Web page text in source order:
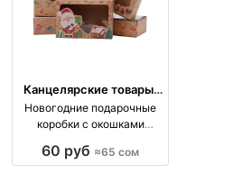
Канцелярские товары,
книги, учебники
Новогодние подарочные
коробки с окошками
производство Киргизия
60 руб ≈65 сом